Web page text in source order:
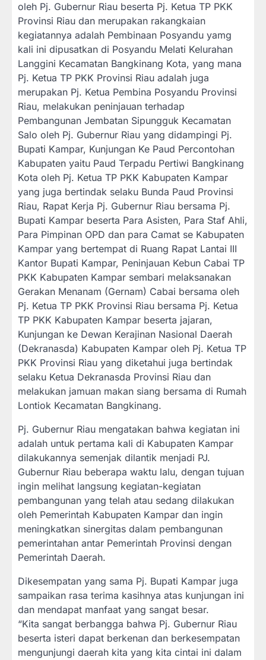
oleh Pj. Gubernur Riau beserta Pj. Ketua TP PKK
Provinsi Riau dan merupakan rakangkaian
kegiatannya adalah Pembinaan Posyandu yamg
kali ini dipusatkan di Posyandu Melati Kelurahan
Langgini Kecamatan Bangkinang Kota, yang mana
Pj. Ketua TP PKK Provinsi Riau adalah juga
merupakan Pj. Ketua Pembina Posyandu Provinsi
Riau, melakukan peninjauan terhadap
Pembangunan Jembatan Sipungguk Kecamatan
Salo oleh Pj. Gubernur Riau yang didampingi Pj.
Bupati Kampar, Kunjungan Ke Paud Percontohan
Kabupaten yaitu Paud Terpadu Pertiwi Bangkinang
Kota oleh Pj. Ketua TP PKK Kabupaten Kampar
yang juga bertindak selaku Bunda Paud Provinsi
Riau, Rapat Kerja Pj. Gubernur Riau bersama Pj.
Bupati Kampar beserta Para Asisten, Para Staf Ahli,
Para Pimpinan OPD dan para Camat se Kabupaten
Kampar yang bertempat di Ruang Rapat Lantai III
Kantor Bupati Kampar, Peninjauan Kebun Cabai TP
PKK Kabupaten Kampar sembari melaksanakan
Gerakan Menanam (Gernam) Cabai bersama oleh
Pj. Ketua TP PKK Provinsi Riau bersama Pj. Ketua
TP PKK Kabupaten Kampar beserta jajaran,
Kunjungan ke Dewan Kerajinan Nasional Daerah
(Dekranasda) Kabupaten Kampar oleh Pj. Ketua TP
PKK Provinsi Riau yang diketahui juga bertindak
selaku Ketua Dekranasda Provinsi Riau dan
melakukan jamuan makan siang bersama di Rumah
Lontiok Kecamatan Bangkinang.
Pj. Gubernur Riau mengatakan bahwa kegiatan ini
adalah untuk pertama kali di Kabupaten Kampar
dilakukannya semenjak dilantik menjadi PJ.
Gubernur Riau beberapa waktu lalu, dengan tujuan
ingin melihat langsung kegiatan-kegiatan
pembangunan yang telah atau sedang dilakukan
oleh Pemerintah Kabupaten Kampar dan ingin
meningkatkan sinergitas dalam pembangunan
pemerintahan antar Pemerintah Provinsi dengan
Pemerintah Daerah.
Dikesempatan yang sama Pj. Bupati Kampar juga
sampaikan rasa terima kasihnya atas kunjungan ini
dan mendapat manfaat yang sangat besar.
“Kita sangat berbangga bahwa Pj. Gubernur Riau
beserta isteri dapat berkenan dan berkesempatan
mengunjungi daerah kita yang kita cintai ini dalam